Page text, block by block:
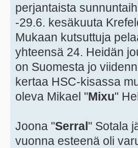
perjantaista
-29.6. kesäkuuta
Mukaan kutsuttuja
yhteensä 24. Heidän
on Suomesta jo
kertaa HSC-kisassa
oleva Mikael "Mixu"
Joona "Serral" Sotala
vuonna esteenä oli